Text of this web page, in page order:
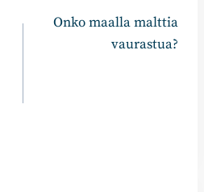
Onko maalla malttia
vaurastua?